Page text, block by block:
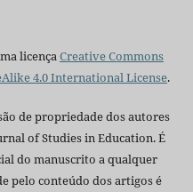
licençaCreative Commons
4.0 International License.
de propriedade dos autores
of Studies in Education. É
do manuscrito a qualquer
pelo conteúdo dos artigos é